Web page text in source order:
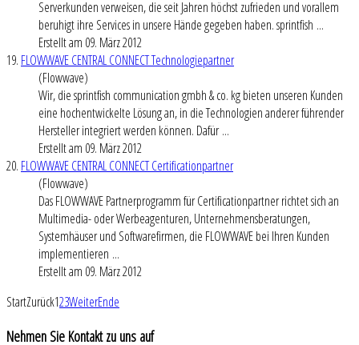
Serverkunden verweisen, die seit Jahren höchst zufrieden und vorallem
beruhigt ihre Services in unsere Hände gegeben haben. sprintfish ...
Erstellt am 09. März 2012
19. FLOWWAVE CENTRAL CONNECT Technologiepartner
(Flowwave)
Wir, die sprintfish communication gmbh & co. kg bieten unseren Kunden
eine hochentwickelte Lösung an, in die Technologien anderer führender
Hersteller integriert werden können. Dafür ...
Erstellt am 09. März 2012
20. FLOWWAVE CENTRAL CONNECT Certificationpartner
(Flowwave)
Das FLOWWAVE Partnerprogramm für Certificationpartner richtet sich an
Multimedia- oder Werbeagenturen, Unternehmensberatungen,
Systemhäuser und Softwarefirmen, die FLOWWAVE bei Ihren Kunden
implementieren ...
Erstellt am 09. März 2012
StartZurück123WeiterEnde
Nehmen Sie Kontakt zu uns auf